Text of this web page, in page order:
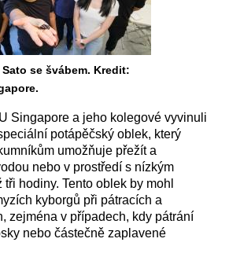
se švábem. Kredit:
Singapore a jeho kolegové vyvinuli
potápěčský oblek, který
umožňuje přežít a
nebo v prostředí s nízkým
hodiny. Tento oblek by mohl
kyborgů při pátracích a
zejména v případech, kdy pátrání
nebo částečně zaplavené